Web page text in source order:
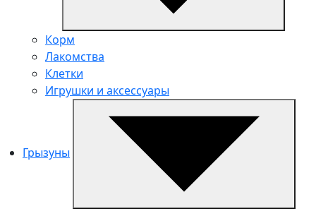
Корм
Лакомства
Клетки
Игрушки и аксессуары
Грызуны